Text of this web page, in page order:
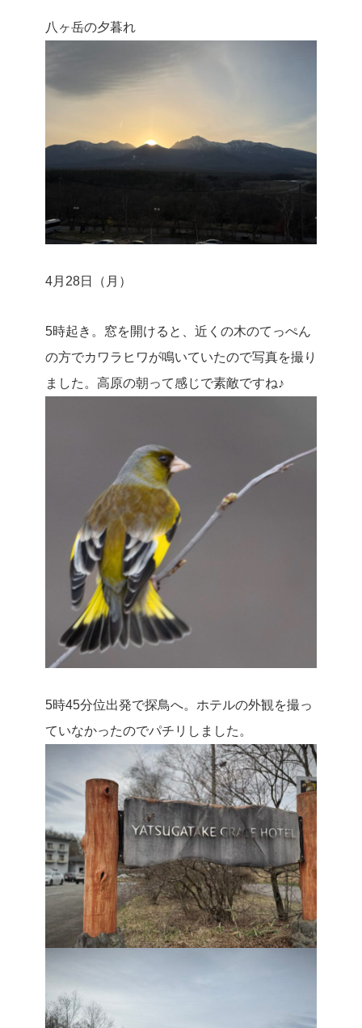
八ヶ岳の夕暮れ
4月28日（月）
5時起き。窓を開けると、近くの木のてっぺん
の方でカワラヒワが鳴いていたので写真を撮り
ました。高原の朝って感じで素敵ですね♪
5時45分位出発で探鳥へ。ホテルの外観を撮っ
ていなかったのでパチリしました。